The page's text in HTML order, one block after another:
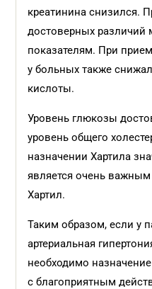
креатинина снизился.
достоверных различий
показателям. При
у больных также
кислоты.
Уровень глюкозы
уровень общего
назначении Хартила
является очень
Хартил.
Таким образом, если у
артериальная
необходимо
с благоприятным